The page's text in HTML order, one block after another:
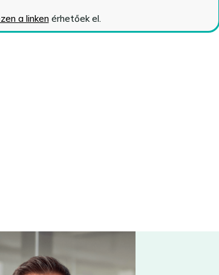
a linkenérhetőek el.